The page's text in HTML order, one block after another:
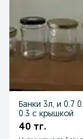
Банки 3л, и 0.7 0.5
0.3 с крышкой
40 тг.